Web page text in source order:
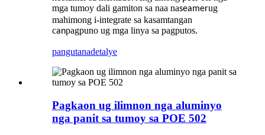
mga tumoy dali gamiton sa naa naseamerug
mahimong i-integrate sa kasamtangan
canpagpuno ug mga linya sa pagputos.
pangutanadetalye
Pagkaon ug ilimnon nga aluminyo
nga panit sa tumoy sa POE 502